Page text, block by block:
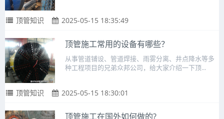
顶管知识 2025-05-15 18:35:49
顶管施工常用的设备有哪些？
从事管道铺设、管道焊接、雨雾分离、井点降水等多
种工程项目的兄弟众邦公司，给大家介绍一下顶...
顶管知识 2025-05-15 18:30:01
顶管施工在国外如何做的?